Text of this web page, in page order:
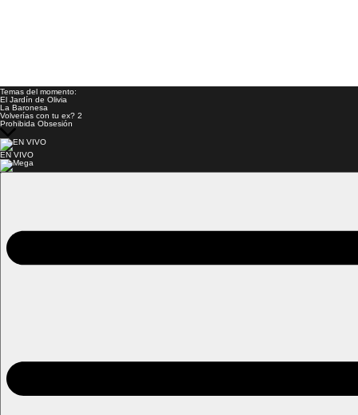
Temas del momento:
El Jardín de Olivia
La Baronesa
Volverías con tu ex? 2
Prohibida Obsesión
EN VIVO